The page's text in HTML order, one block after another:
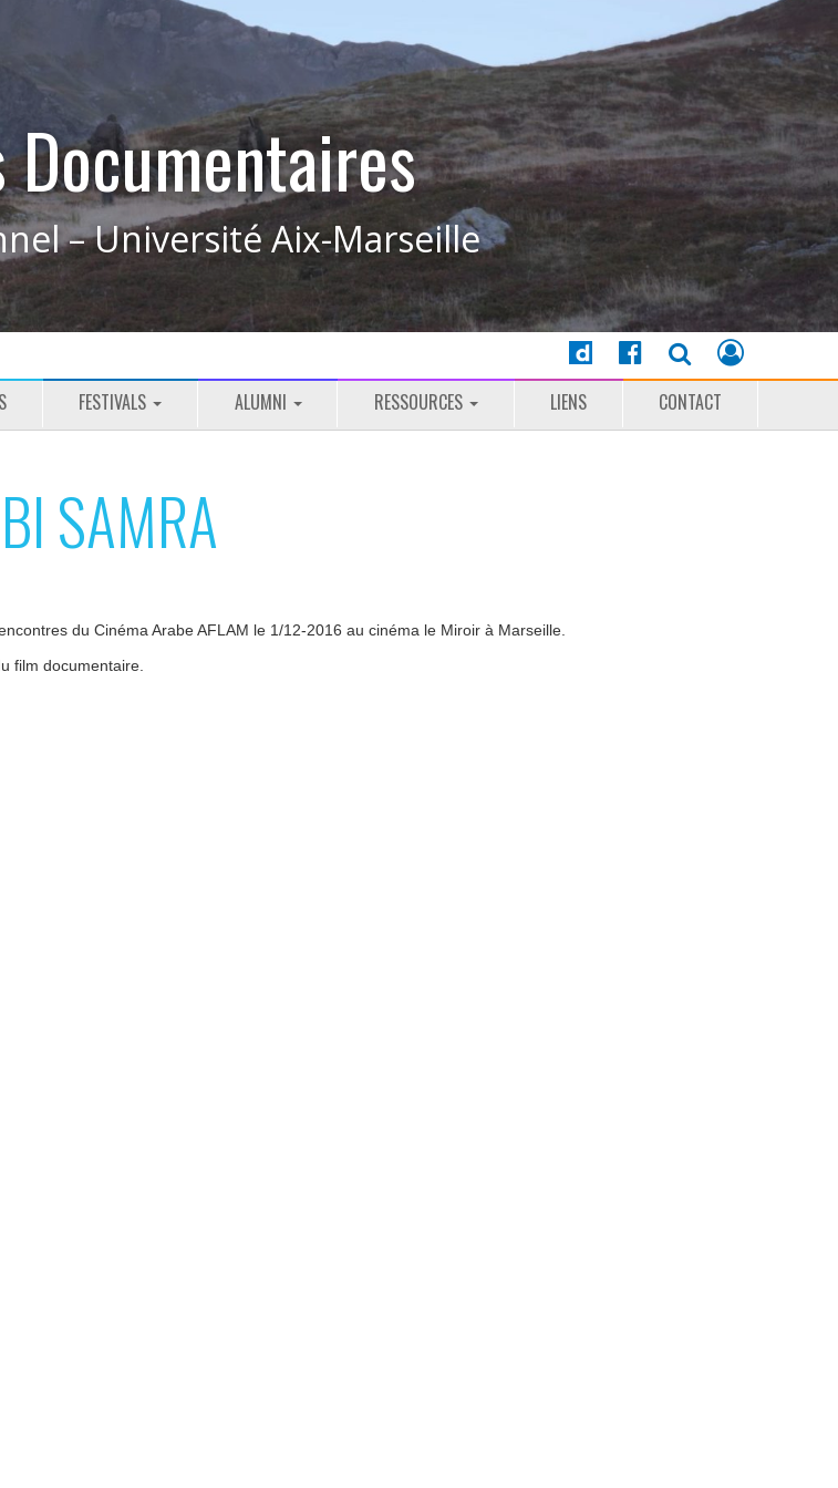
– Université Aix-Marseille
FESTIVALS ALUMNI RESSOURCES LIENS CONTACT
SAMRA
du Cinéma Arabe AFLAM le 1/12-2016 au cinéma le Miroir à Marseille.
film documentaire.